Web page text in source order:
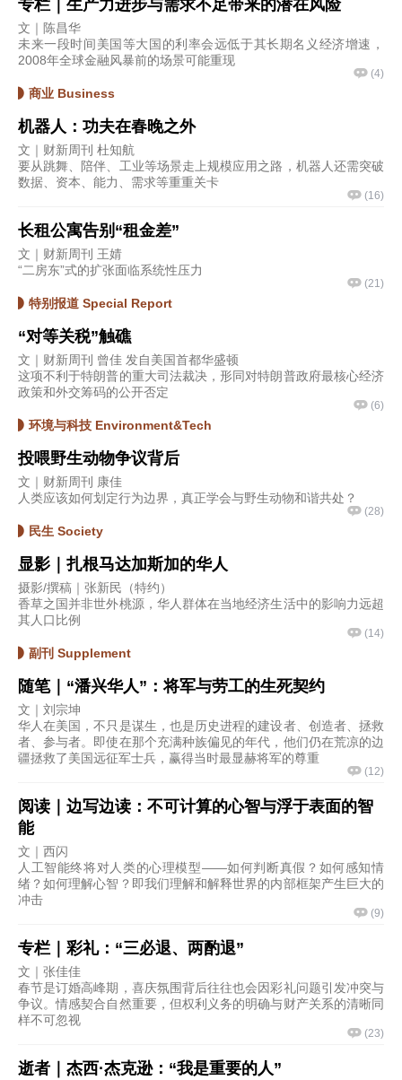
专栏｜生产力进步与需求不足带来的潜在风险
文｜陈昌华
未来一段时间美国等大国的利率会远低于其长期名义经济增速，
2008年全球金融风暴前的场景可能重现
(4)
商业 Business
机器人：功夫在春晚之外
文｜财新周刊 杜知航
要从跳舞、陪伴、工业等场景走上规模应用之路，机器人还需突破
数据、资本、能力、需求等重重关卡
(16)
长租公寓告别“租金差”
文｜财新周刊 王婧
“二房东”式的扩张面临系统性压力
(21)
特别报道 Special Report
“对等关税”触礁
文｜财新周刊 曾佳 发自美国首都华盛顿
这项不利于特朗普的重大司法裁决，形同对特朗普政府最核心经济
政策和外交筹码的公开否定
(6)
环境与科技 Environment&Tech
投喂野生动物争议背后
文｜财新周刊 康佳
人类应该如何划定行为边界，真正学会与野生动物和谐共处？
(28)
民生 Society
显影｜扎根马达加斯加的华人
摄影/撰稿｜张新民（特约）
香草之国并非世外桃源，华人群体在当地经济生活中的影响力远超
其人口比例
(14)
副刊 Supplement
随笔｜“潘兴华人”：将军与劳工的生死契约
文｜刘宗坤
华人在美国，不只是谋生，也是历史进程的建设者、创造者、拯救
者、参与者。即使在那个充满种族偏见的年代，他们仍在荒凉的边
疆拯救了美国远征军士兵，赢得当时最显赫将军的尊重
(12)
阅读｜边写边读：不可计算的心智与浮于表面的智
能
文｜西闪
人工智能终将对人类的心理模型——如何判断真假？如何感知情
绪？如何理解心智？即我们理解和解释世界的内部框架产生巨大的
冲击
(9)
专栏｜彩礼：“三必退、两酌退”
文｜张佳佳
春节是订婚高峰期，喜庆氛围背后往往也会因彩礼问题引发冲突与
争议。情感契合自然重要，但权利义务的明确与财产关系的清晰同
样不可忽视
(23)
逝者｜杰西·杰克逊：“我是重要的人”